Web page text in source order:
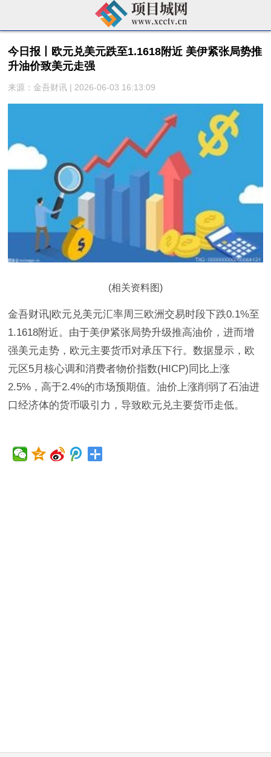
今日报丨欧元兑美元跌至1.1618附近 美伊紧张局势推
升油价致美元走强
来源：金吾财讯 | 2026-06-03 16:13:09
(相关资料图)
金吾财讯|欧元兑美元汇率周三欧洲交易时段下跌0.1%至
1.1618附近。由于美伊紧张局势升级推高油价，进而增
强美元走势，欧元主要货币对承压下行。数据显示，欧
元区5月核心调和消费者物价指数(HICP)同比上涨
2.5%，高于2.4%的市场预期值。油价上涨削弱了石油进
口经济体的货币吸引力，导致欧元兑主要货币走低。